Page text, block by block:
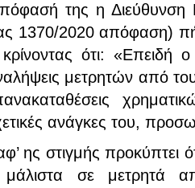
της η Διεύθυνση
1370/2020 απόφαση)
ότι: «Επειδή ο
μετρητών από
ανάγκες του,
ης στιγμής προκύπτει
μάλιστα σε μετρητά